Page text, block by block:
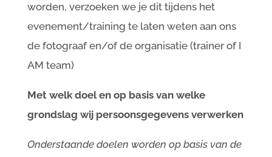
worden, verzoeken we je dit tijdens het
evenement/training te laten weten aan ons
de fotograaf en/of de organisatie (trainer of I
AM team)
Met welk doel en op basis van welke
grondslag wij persoonsgegevens verwerken
Onderstaande doelen worden op basis van de